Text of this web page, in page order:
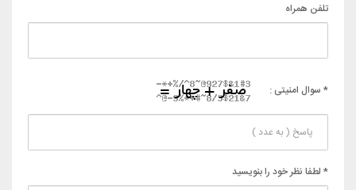
تلفن همراه
* سوال امنیتی :
* لطفا نظر خود را بنویسید